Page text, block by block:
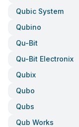
Qubic System
Qubino
Qu-Bit
Qu-Bit Electronix
Qubix
Qubo
Qubs
Qub Works